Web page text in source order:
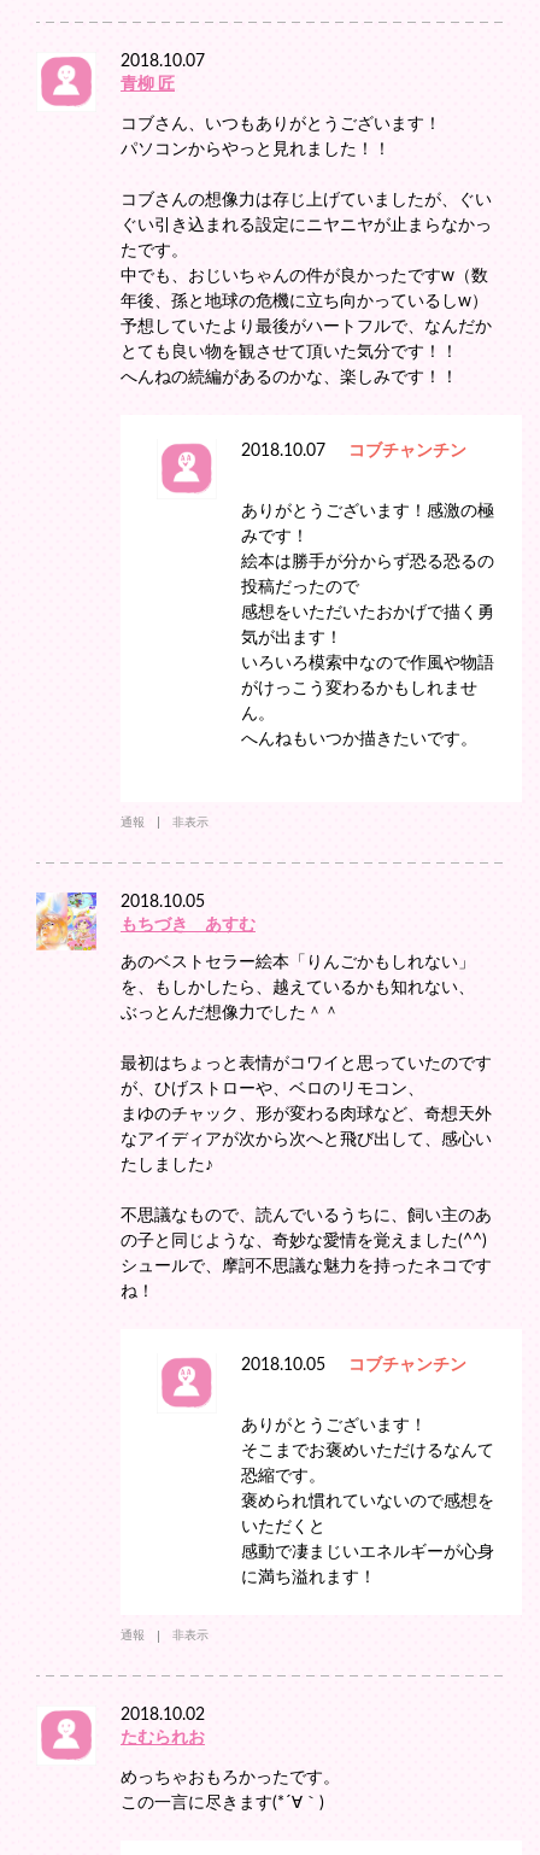
2018.10.07
青柳 匠
コブさん、いつもありがとうございます！
パソコンからやっと見れました！！
コブさんの想像力は存じ上げていましたが、ぐい
ぐい引き込まれる設定にニヤニヤが止まらなかっ
たです。
中でも、おじいちゃんの件が良かったですw（数
年後、孫と地球の危機に立ち向かっているしw）
予想していたより最後がハートフルで、なんだか
とても良い物を観させて頂いた気分です！！
へんねの続編があるのかな、楽しみです！！
2018.10.07 コブチャンチン
ありがとうございます！感激の極
みです！
絵本は勝手が分からず恐る恐るの
投稿だったので
感想をいただいたおかげで描く勇
気が出ます！
いろいろ模索中なので作風や物語
がけっこう変わるかもしれませ
ん。
へんねもいつか描きたいです。
通報 非表示
2018.10.05
もちづき あすむ
あのベストセラー絵本「りんごかもしれない」
を、もしかしたら、越えているかも知れない、
ぶっとんだ想像力でした＾＾
最初はちょっと表情がコワイと思っていたのです
が、ひげストローや、ベロのリモコン、
まゆのチャック、形が変わる肉球など、奇想天外
なアイディアが次から次へと飛び出して、感心い
たしました♪
不思議なもので、読んでいるうちに、飼い主のあ
の子と同じような、奇妙な愛情を覚えました(^^)
シュールで、摩訶不思議な魅力を持ったネコです
ね！
2018.10.05 コブチャンチン
ありがとうございます！
そこまでお褒めいただけるなんて
恐縮です。
褒められ慣れていないので感想を
いただくと
感動で凄まじいエネルギーが心身
に満ち溢れます！
通報 非表示
2018.10.02
たむられお
めっちゃおもろかったです。
この一言に尽きます(*´∀｀)